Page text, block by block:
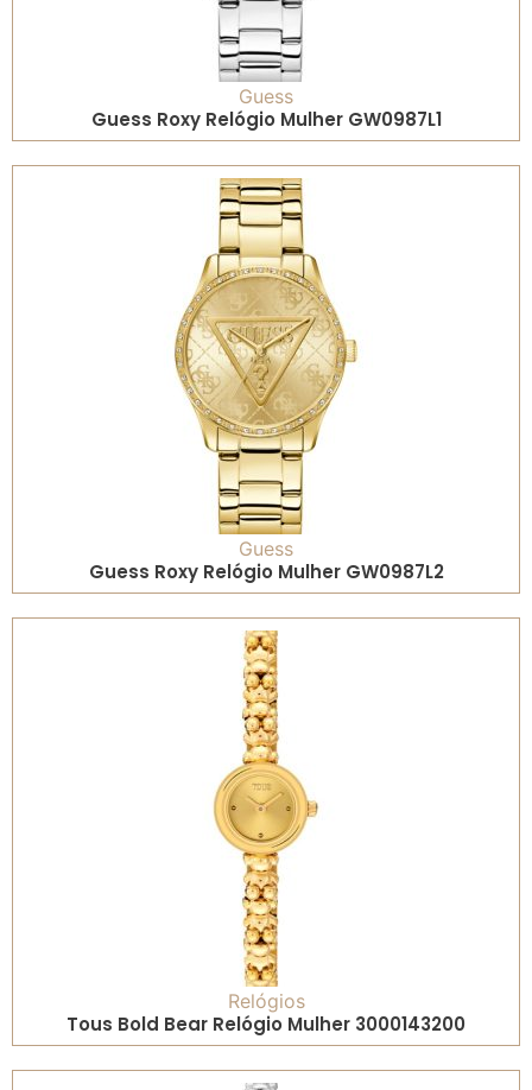
Guess
Guess Roxy Relógio Mulher GW0987L1
Guess
Guess Roxy Relógio Mulher GW0987L2
Relógios
Tous Bold Bear Relógio Mulher 3000143200